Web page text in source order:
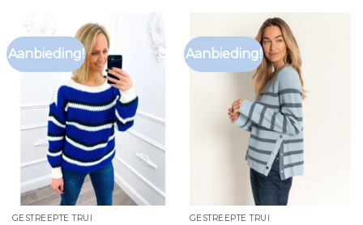
Aanbieding!
GESTREEPTE TRUI
Aanbieding!
GESTREEPTE TRUI